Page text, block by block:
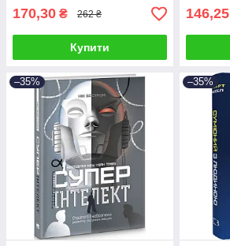
170,30 ₴ 262 ₴
Купити
146,25
–35% –35%